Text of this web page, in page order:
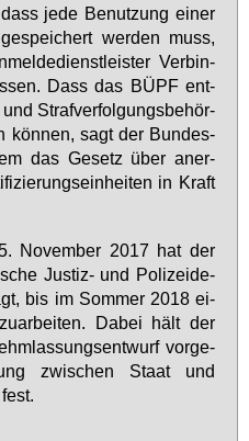
je­de Be­nut­zung ei­ner
wer­den muss,
Ver­bin­
Dass das BÜPF ent­
Straf­ver­fol­gungs­be­hör­
kön­nen, sagt der Bun­des­
das Ge­setz über an­er­
in Kraft
No­vem­ber 2017 hat der
Jus­tiz- und Po­li­zei­de­
bis im Som­mer 2018 ei­
Da­bei hält der
vor­ge­
zwi­schen Staat und